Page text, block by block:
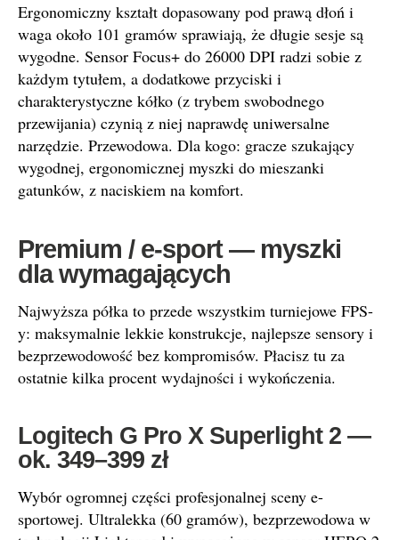
Ergonomiczny kształt dopasowany pod prawą dłoń i
waga około 101 gramów sprawiają, że długie sesje są
wygodne. Sensor Focus+ do 26000 DPI radzi sobie z
każdym tytułem, a dodatkowe przyciski i
charakterystyczne kółko (z trybem swobodnego
przewijania) czynią z niej naprawdę uniwersalne
narzędzie. Przewodowa. Dla kogo: gracze szukający
wygodnej, ergonomicznej myszki do mieszanki
gatunków, z naciskiem na komfort.
Premium / e-sport — myszki
dla wymagających
Najwyższa półka to przede wszystkim turniejowe FPS-
y: maksymalnie lekkie konstrukcje, najlepsze sensory i
bezprzewodowość bez kompromisów. Płacisz tu za
ostatnie kilka procent wydajności i wykończenia.
Logitech G Pro X Superlight 2 —
ok. 349–399 zł
Wybór ogromnej części profesjonalnej sceny e-
sportowej. Ultralekka (60 gramów), bezprzewodowa w